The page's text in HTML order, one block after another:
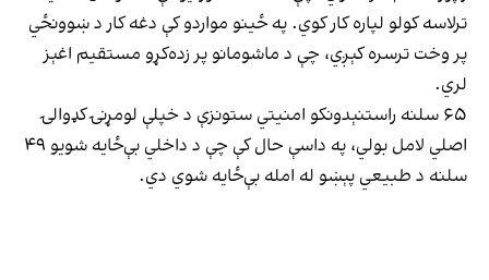
ترلاسه کولو لپاره کار کوي. په ځینو مواردو کې دغه کار د ښوونځي
پر وخت ترسره کېږي، چې د ماشومانو پر زده‌کړو مستقیم اغېز
لري.
۶۵ سلنه راستنېدونکو امنیتي ستونزې د خپلې لومړنۍ کډوالۍ
اصلي لامل بولي، په داسې حال کې چې د داخلي بې‌ځایه شویو ۴۹
سلنه د طبیعي پېښو له امله بې‌ځایه شوي دي.